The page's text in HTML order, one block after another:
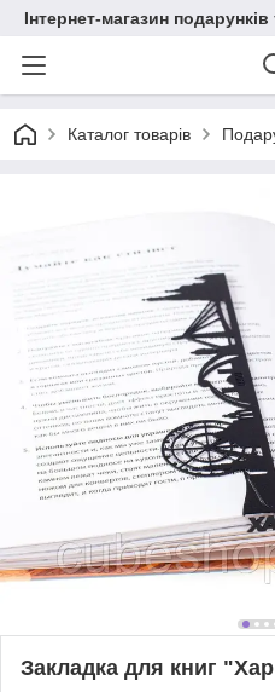
Інтернет-магазин
Каталог товарів
Закладка для книг